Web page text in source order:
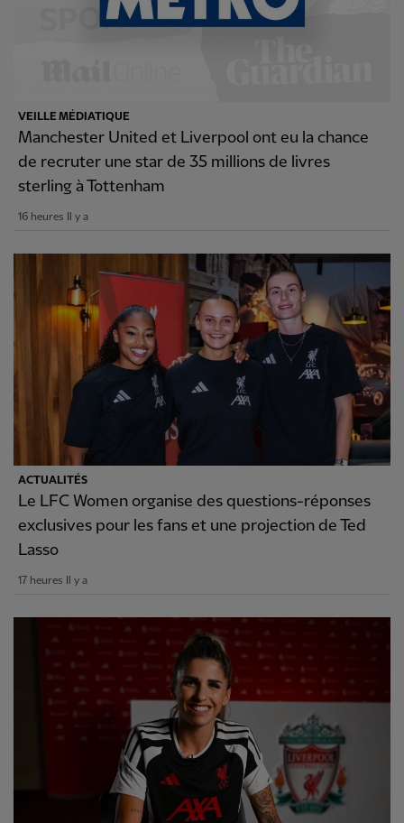
VEILLE MÉDIATIQUE
Manchester United et Liverpool ont eu la chance
de recruter une star de 35 millions de livres
sterling à Tottenham
16 heures Il y a
ACTUALITÉS
Le LFC Women organise des questions-réponses
exclusives pour les fans et une projection de Ted
Lasso
17 heures Il y a